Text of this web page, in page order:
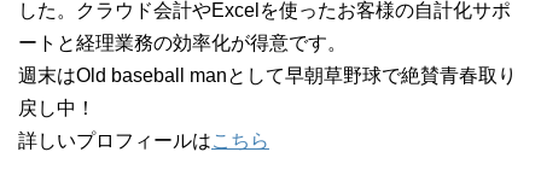
した。クラウド会計やExcelを使ったお客様の自計化サポ
ートと経理業務の効率化が得意です。
週末はOld baseball manとして早朝草野球で絶賛青春取り
戻し中！
詳しいプロフィールはこちら